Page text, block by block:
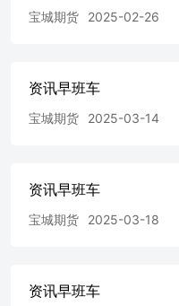
体等领域持续打开
日，铝库存335450
铜库存384250吨，
275340吨，创逾4个
库存99吨，持稳于
中东局势的经济影响
全球官方储备资产总
宝城期货 2025-02-26
资讯早班车
宝城期货 2025-03-14
资讯早班车
宝城期货 2025-03-18
资讯早班车